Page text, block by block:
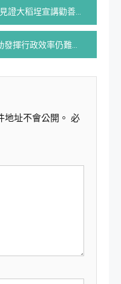
稻埕宣講勸善歷史文化
效率仍難敵源頭管理失靈
址不會公開。 必